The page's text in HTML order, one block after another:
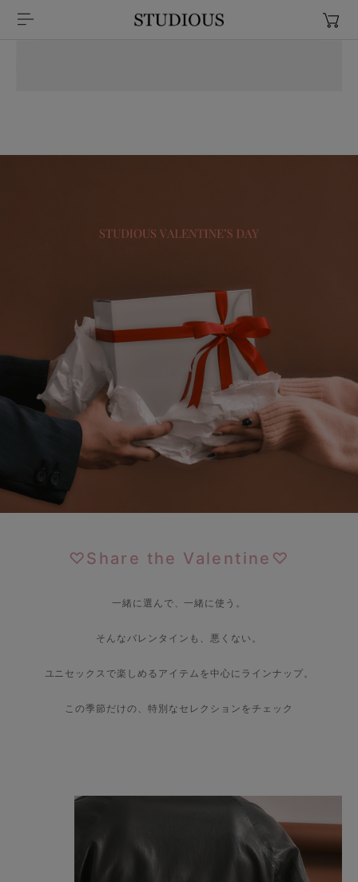
♡Share the Valentine♡
一緒に選んで、一緒に使う。
そんなバレンタインも、悪くない。
ユニセックスで楽しめるアイテムを中心にラインナップ。
この季節だけの、特別なセレクションをチェック